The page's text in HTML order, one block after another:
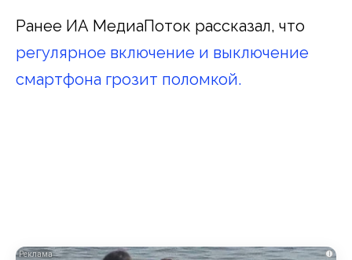
Ранее ИА МедиаПоток рассказал, что
регулярное включение и выключение
смартфона грозит поломкой.
i